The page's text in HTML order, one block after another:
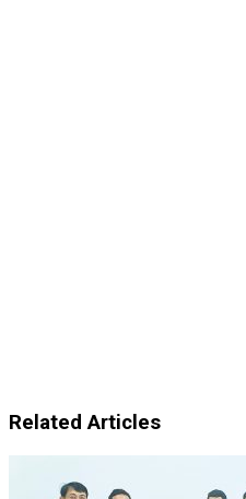
Related Articles